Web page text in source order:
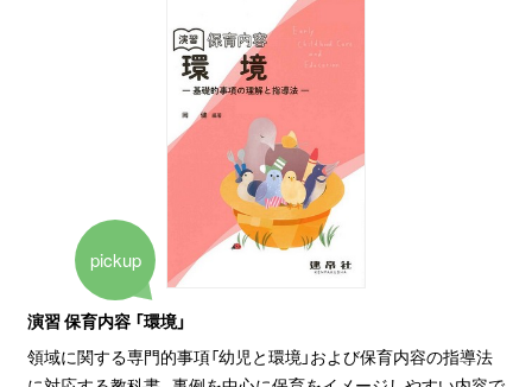
pickup
演習 保育内容 「環境」
領域に関する専門的事項「幼児と環境」および保育内容の指導法